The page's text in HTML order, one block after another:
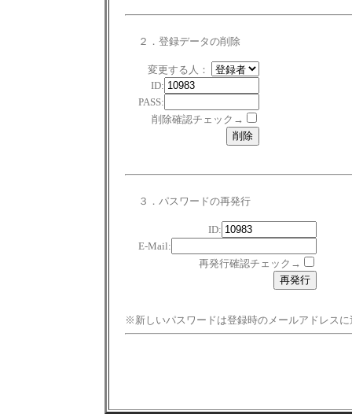
２．登録データの削除
変更する人：
ID:
PASS:
削除確認チェック→
３．パスワードの再発行
ID:
E-Mail:
再発行確認チェック→
※新しいパスワードは登録時のメールアドレスに